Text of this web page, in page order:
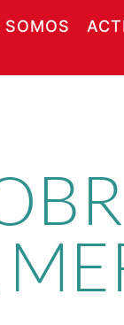
SOMOS